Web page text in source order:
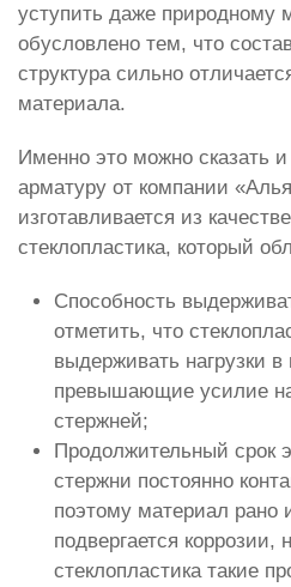
уступить даже природному
обусловлено тем, что
структура сильно
материала.
Именно это можно сказать
арматуру от компании
изготавливается из
стеклопластика, который
Способность
отметить, что
выдерживать нагрузки в
превышающие усилие
стержней;
Продолжительный срок
стержни постоянно
поэтому материал рано
подвергается коррозии,
стеклопластика такие